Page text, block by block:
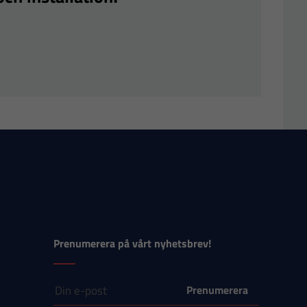
Prenumerera på vårt nyhetsbrev!
E-post